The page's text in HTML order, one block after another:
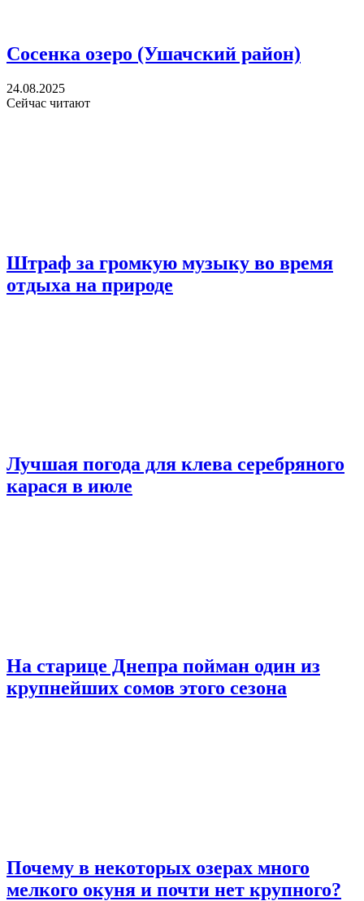
Сосенка озеро (Ушачский район)
24.08.2025
Сейчас читают
Штраф за громкую музыку во время
отдыха на природе
Лучшая погода для клева серебряного
карася в июле
На старице Днепра пойман один из
крупнейших сомов этого сезона
Почему в некоторых озерах много
мелкого окуня и почти нет крупного?